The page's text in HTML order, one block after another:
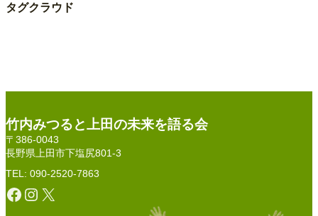
タグクラウド
竹内みつると上田の未来を語る会
〒386-0043
長野県上田市下塩尻801-3
TEL: 090-2520-7863
Facebook Instagram X